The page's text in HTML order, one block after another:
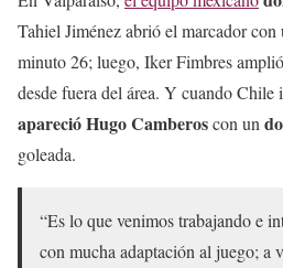
Tahiel Jiménez abrió el marcador con
minuto 26; luego, Iker Fimbres
desde fuera del área. Y cuando Chile
apareció Hugo Camberoscon un
goleada.
“Es lo que venimos trabajando e
con mucha adaptación al juego; a